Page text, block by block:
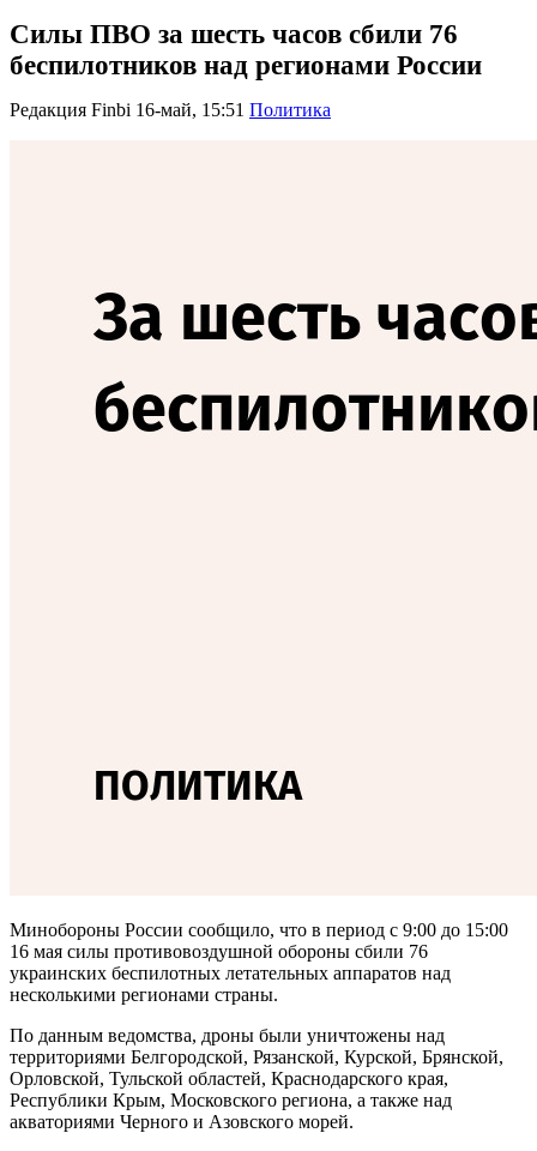
Силы ПВО за шесть часов сбили 76
беспилотников над регионами России
Редакция Finbi 16-май, 15:51 Политика
Минобороны России сообщило, что в период с 9:00 до 15:00
16 мая силы противовоздушной обороны сбили 76
украинских беспилотных летательных аппаратов над
несколькими регионами страны.
По данным ведомства, дроны были уничтожены над
территориями Белгородской, Рязанской, Курской, Брянской,
Орловской, Тульской областей, Краснодарского края,
Республики Крым, Московского региона, а также над
акваториями Черного и Азовского морей.